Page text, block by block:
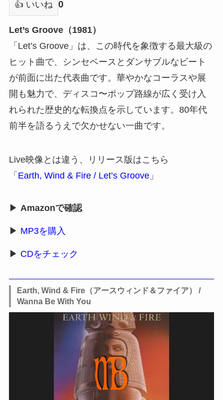
👍 いいね 0
Let’s Groove（1981）
「Let’s Groove」は、この時代を象徴する最大級の
ヒット曲で、シンセベースとダンサブルなビート
が前面に出た代表曲です。華やかなコーラスや展
開も魅力で、ディスコ〜ポップ路線が広く受け入
れられた歴史的な転換点を示しています。80年代
前半を語るうえで欠かせない一曲です。
Live映像とは違う、リリース版はこちら
「 Earth, Wind & Fire / Let’s Groove」
▶ Amazonで確認
▶ MP3を購入
▶ CDをチェック
Earth, Wind & Fire（アースウィンド＆ファイア） /
Wanna Be With You